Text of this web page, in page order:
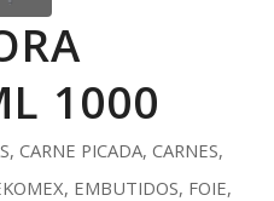
1000
, CARNE PICADA, CARNES,
, EMBUTIDOS, FOIE,